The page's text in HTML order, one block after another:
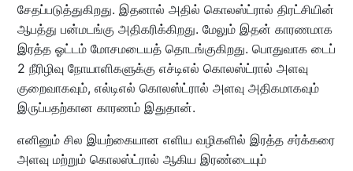
சேதப்படுத்துகிறது. இதனால் அதில் கொலஸ்ட்ரால் திரட்சியின்
ஆபத்து பன்மடங்கு அதிகரிக்கிறது. மேலும் இதன் காரணமாக
இரத்த ஓட்டம் மோசமடையத் தொடங்குகிறது. பொதுவாக டைப்
2 நீரிழிவு நோயாளிகளுக்கு எச்டிஎல் கொலஸ்ட்ரால் அளவு
குறைவாகவும், எல்டிஎல் கொலஸ்ட்ரால் அளவு அதிகமாகவும்
இருப்பதற்கான காரணம் இதுதான்.
எனினும் சில இயற்கையான எளிய வழிகளில் இரத்த சர்க்கரை
அளவு மற்றும் கொலஸ்ட்ரால் ஆகிய இரண்டையும்